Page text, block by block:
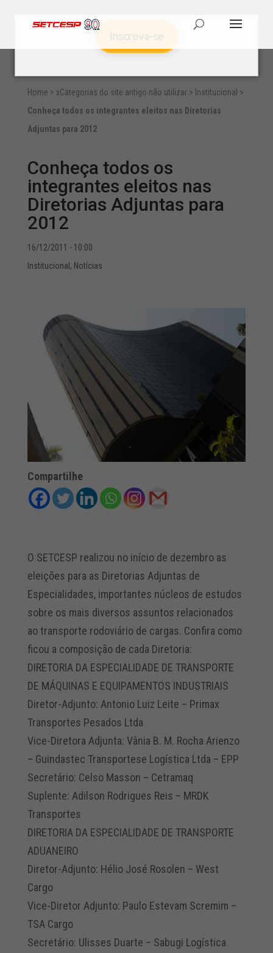
Home > xCategorias do site antigo não utilizar> Institucional >
Conheça todos os integrantes eleitos nas Diretorias
Adjuntas para 2012
Conheça todos os
integrantes eleitos nas
Diretorias Adjuntas para
2012
16/12/2011 - 10:00
Institucional , Notícias
Compartilhe
O SETCESP realizou no início de dezembro as
eleições para as Diretorias Adjuntas de
Especialidades, importantes núcleos de estudos
sobre os mais diversos assuntos relacionados
ao transporte rodoviário de cargas. Confira como
ficou a composição de cada Diretoria:
DIRETORIA DA ESPECIALIDADE DE TRANSPORTE
DE MÁQUINAS E EQUIPAMENTOS INDUSTRIAIS
Diretor-Adjunto: Antonio Luiz Leite – Primax
Transportes Pesados Ltda
Vice-Diretora Adjunta: Vânia B. M. Rocha Arienzo
– Guindastec Transportese Logística Ltda – EPP
Secretário: Celso Masson – Cetramaq
Suplente: Adilson Rodrigues Reis – MRDK
Transportes
DIRETORIA DA ESPECIALIDADE DE TRANSPORTE
ADUANEIRO
Diretor-Adjunto: Hélio José Rosolen – West
Cargo
Vice-Diretor Adjunto: Paulo Estevam Scremim –
TSA Cargo
Secretário: Ulisses Duarte – Sabugi Logística